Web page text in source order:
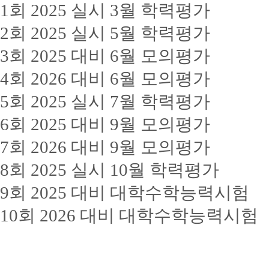
1회 2025 실시 3월 학력평가
2회 2025 실시 5월 학력평가
3회 2025 대비 6월 모의평가
4회 2026 대비 6월 모의평가
5회 2025 실시 7월 학력평가
6회 2025 대비 9월 모의평가
7회 2026 대비 9월 모의평가
8회 2025 실시 10월 학력평가
9회 2025 대비 대학수학능력시험
10회 2026 대비 대학수학능력시험